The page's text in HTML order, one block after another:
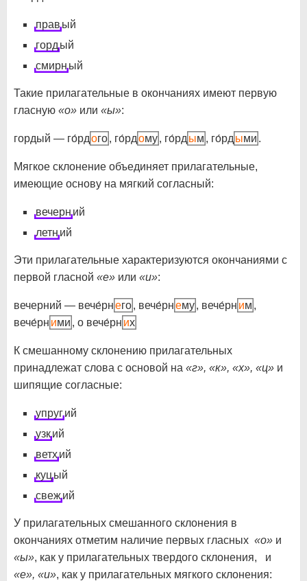
правый
гордый
смирный
Такие прилагательные в окончаниях имеют первую
гласную «о» или «ы»:
гордый — го́рдого, го́рдому, го́рд ым , го́рд ыми .
Мягкое склонение объединяет прилагательные,
имеющие основу на мягкий согласный:
вечерний
летний
Эти прилагательные характеризуются окончаниями с
первой гласной «е» или «и»:
вечерний — вече́рнего, вече́рнему, вече́рн им ,
вече́рн ими , о вече́рн их
К смешанному склонению прилагательных
принадлежат слова с основой на «г», «к», «х», «ц» и
шипящие согласные:
упругий
узкий
ветхий
куцый
свежий
У прилагательных смешанного склонения в
окончаниях отметим наличие первых гласных «о» и
«ы», как у прилагательных твердого склонения, и
«е», «и», как у прилагательных мягкого склонения: